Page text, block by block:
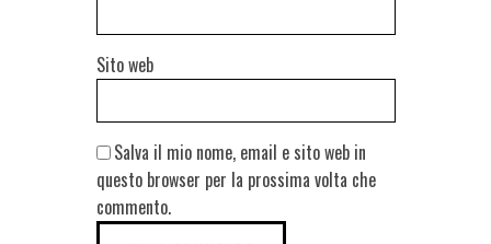
Sito web
Salva il mio nome, email e sito web in
questo browser per la prossima volta che
commento.